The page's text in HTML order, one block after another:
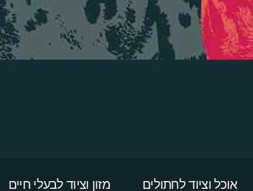
אוכל וציוד לחתולים מזון וציוד לבעלי חיים